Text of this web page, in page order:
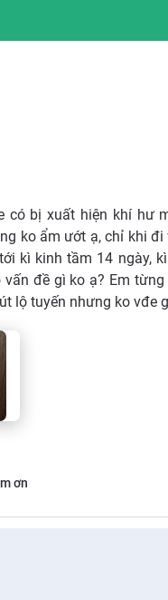
có bị xuất hiện khí hư
ko ẩm ướt ạ, chỉ khi
kì kinh tầm 14 ngày,
đề gì ko ạ? Em
lộ tuyến nhưng ko vđe
ơn